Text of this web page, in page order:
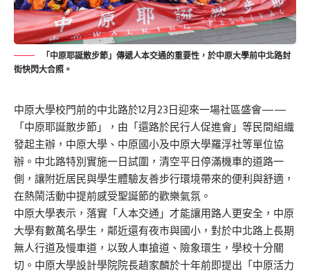
「中原耶誕散步節」傳遞人本交通的重要性，於中原大學前中北路封
街快閃大合照。
中原大學校門前的中北路於12月23日迎來一場社區盛會——
「中原耶誕散步節」，由「還路於民行人促進會」等民間組織
發起主辦，中原大學、中原國小及中原大學羅浮社等單位協
辦。中北路特別實施一日試圍，清空平日停滿機車的道路一
側，讓附近居民與學生體驗友善步行環境帶來的便利與舒適，
在熱鬧活動中提前感受聖誕節的歡樂氣氛。
中原大學表示，落實「人本交通」才能讓用路人更安全，中原
大學有數萬名學生，鄰近還有夜市與國小，對於中北路上長期
無人行道及慢車道，以致人車搶道、險象環生，學校十分關
切。中原大學設計學院院長趙家麟於十年前即提出「中原活力